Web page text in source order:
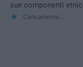
sue componenti
Caricamento...